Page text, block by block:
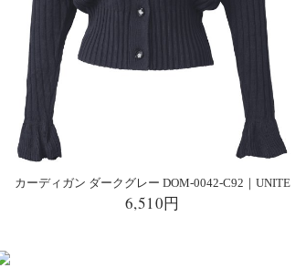
カーディガン ダークグレー DOM-0042-C92｜UNITE
6,510円